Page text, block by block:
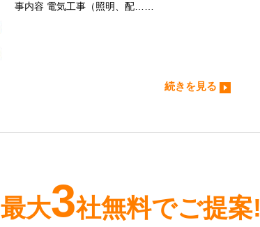
事内容 電気工事（照明、配……
続きを見る
最大3社無料でご提案!